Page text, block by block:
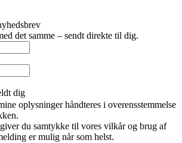
det samme – sendt direkte til dig.
dig
oplysninger håndteres i overensstemmelse
du samtykke til vores vilkår og brug af
er mulig når som helst.